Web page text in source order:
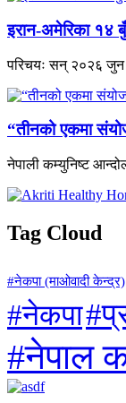
इरान-अमेरिका १४
परिचयः सन् २०२६ जुन
“तीनको एकमा
नेपाली कम्युनिष्ट
Tag Cloud
#नेकपा (माओवादी केन्द्र)
#नेकपा
#नेपाल